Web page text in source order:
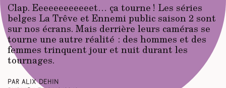
Clap. Eeeeeeeeeeeet… ça tourne ! Les séries
belges La Trêve et Ennemi public saison 2 sont
sur nos écrans. Mais derrière leurs caméras se
tourne une autre réalité : des hommes et des
femmes trinquent jour et nuit durant les
tournages.
Par Alix Dehin